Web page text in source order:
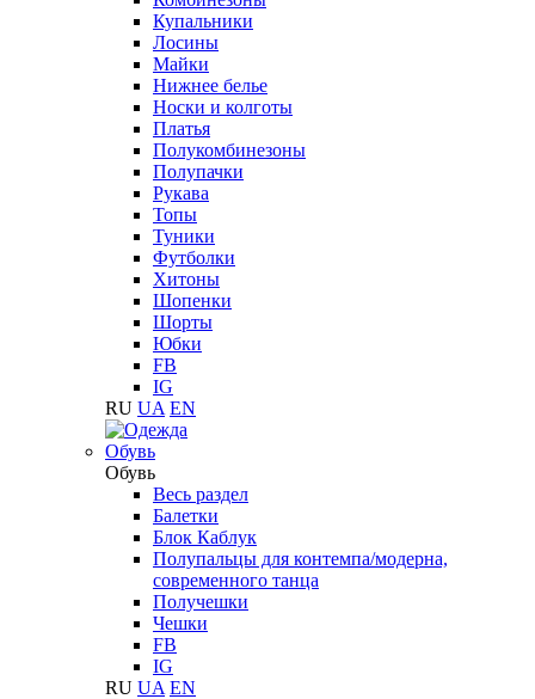
Купальники
Лосины
Майки
Нижнее белье
Носки и колготы
Платья
Полукомбинезоны
Полупачки
Рукава
Топы
Туники
Футболки
Хитоны
Шопенки
Шорты
Юбки
FB
IG
RU UA EN
Обувь
Обувь
Весь раздел
Балетки
Блок Каблук
Полупальцы для контемпа/модерна,
современного танца
Получешки
Чешки
FB
IG
RU UA EN